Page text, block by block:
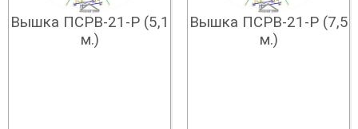
Вышка ПСРВ-21-Р (5,1
м.)
Вышка ПСРВ-21-Р (7,5
м.)